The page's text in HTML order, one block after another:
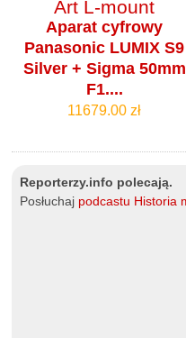
Aparat cyfrowy
Panasonic LUMIX S9
Silver + Sigma 50mm
F1....
11679.00 zł
Reporterzy.info polecają.
Posłuchaj podcastu Historia